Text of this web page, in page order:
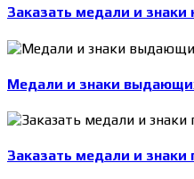
Заказать медали и знаки
Медали и знаки
Заказать медали и